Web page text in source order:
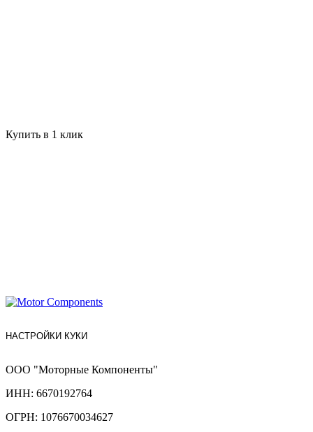
Купить в 1 клик
НАСТРОЙКИ КУКИ
ООО "Моторные Компоненты"
ИНН: 6670192764
ОГРН: 1076670034627